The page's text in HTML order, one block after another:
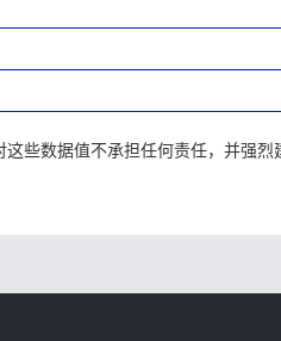
些数据值不承担任何责任，并强